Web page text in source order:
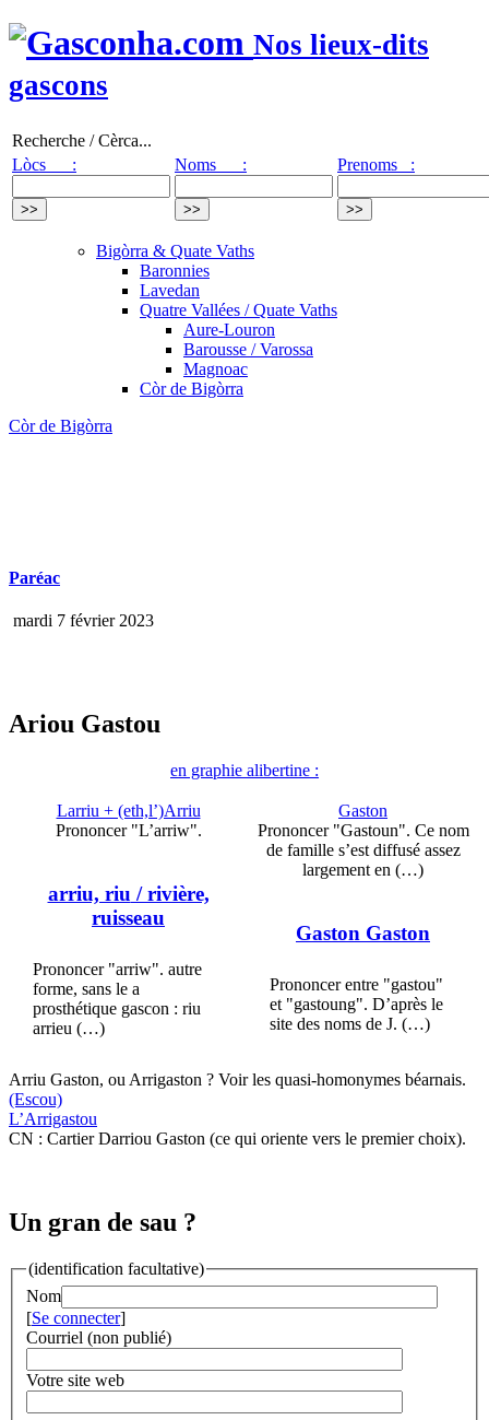
Nos lieux-dits
gascons
Recherche / Cèrca...
Lòcs :
Noms : Prenoms :
Bigòrra & Quate Vaths
Baronnies
Lavedan
Quatre Vallées / Quate Vaths
Aure-Louron
Barousse / Varossa
Magnoac
Còr de Bigòrra
Còr de Bigòrra
Paréac
mardi 7 février 2023
Ariou Gastou
en graphie alibertine :
Larriu + (eth,l’)Arriu
Prononcer "L’arriw".
arriu, riu / rivière,
ruisseau
Prononcer "arriw". autre
forme, sans le a
prosthétique gascon : riu
arrieu (…)
Gaston
Prononcer "Gastoun". Ce nom
de famille s’est diffusé assez
largement en (…)
Gaston Gaston
Prononcer entre "gastou"
et "gastoung". D’après le
site des noms de J. (…)
Arriu Gaston, ou Arrigaston ? Voir les quasi-homonymes béarnais.
(Escou)
L’Arrigastou
CN : Cartier Darriou Gaston (ce qui oriente vers le premier choix).
Un gran de sau ?
(identification facultative)
Nom
[Se connecter]
Courriel (non publié)
Votre site web